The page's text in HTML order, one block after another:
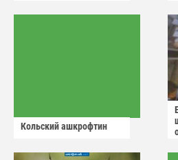
Кольский ашкрофтин